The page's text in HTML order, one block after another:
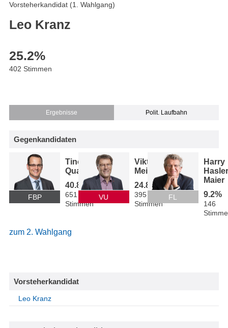
Vorsteherkandidat (1. Wahlgang)
Leo Kranz
25.2%
402 Stimmen
Ergebnisse Polit. Laufbahn
Gegenkandidaten
FBP
Tino
Quaderer
40.8%
651
Stimmen
VU
Viktor
Meier
24.8%
395
Stimmen
FL
Harry
Maier
9.2%
146
zum 2. Wahlgang
Vorsteherkandidat
Leo Kranz